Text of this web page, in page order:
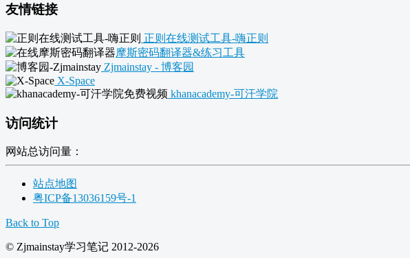
友情链接
正则在线测试工具-嗨正则
摩斯密码翻译器&练习工具
Zjmainstay - 博客园
X-Space
khanacademy-可汗学院
访问统计
网站总访问量：
站点地图
粤ICP备13036159号-1
Back to Top
© Zjmainstay学习笔记 2012-2026